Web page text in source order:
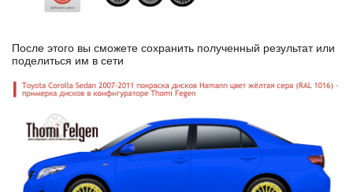
После этого вы сможете сохранить полученный результат или
поделиться им в сети